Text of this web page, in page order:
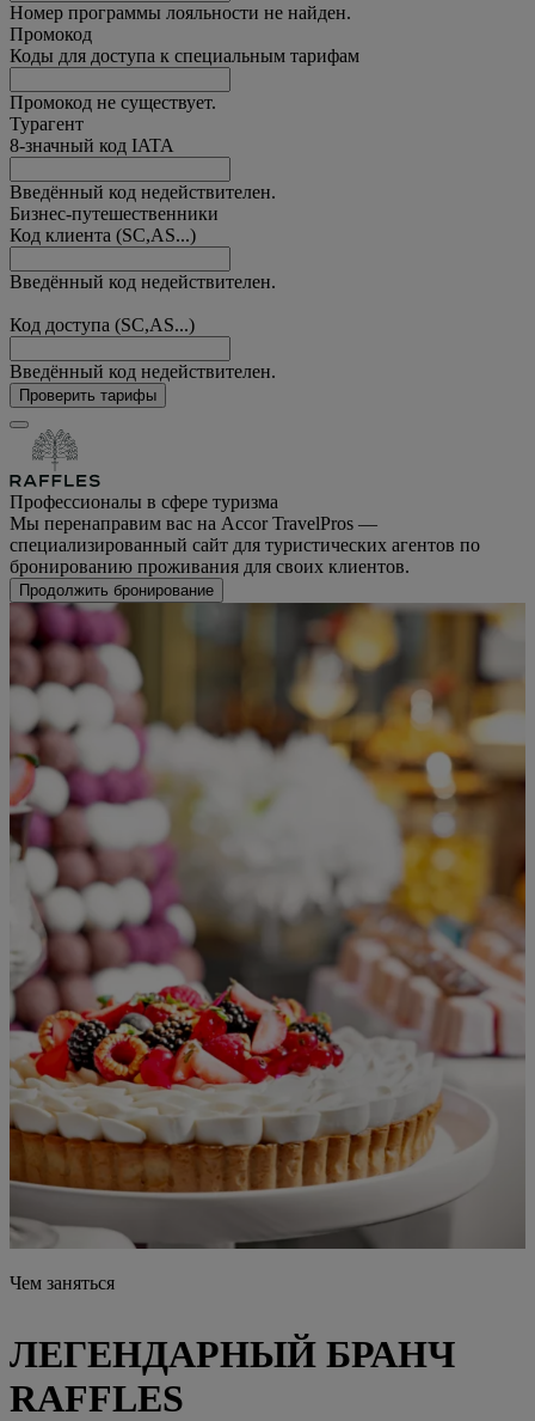
Номер программы лояльности не найден.
Промокод
Коды для доступа к специальным тарифам
Промокод не существует.
Турагент
8-значный код IATA
Введённый код недействителен.
Бизнес-путешественники
Код клиента (SC,AS...)
Введённый код недействителен.
Код доступа (SC,AS...)
Введённый код недействителен.
Проверить тарифы
Профессионалы в сфере туризма
Мы перенаправим вас на Accor TravelPros —
специализированный сайт для туристических агентов по
бронированию проживания для своих клиентов.
Продолжить бронирование
Чем заняться
ЛЕГЕНДАРНЫЙ БРАНЧ
RAFFLES